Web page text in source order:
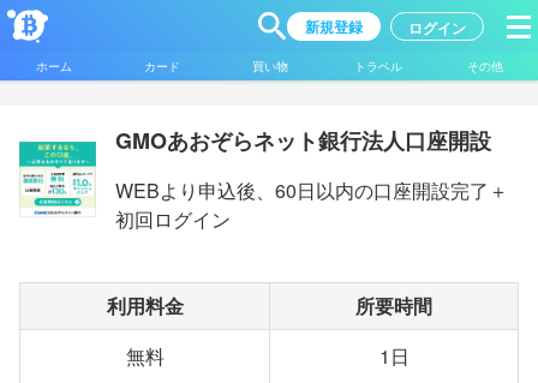
新規登録 ログイン
ホーム カード 買い物 トラベル その他
GMOあおぞらネット銀行法人口座開設
WEBより申込後、60日以内の口座開設完了＋
初回ログイン
利用料金
所要時間
無料
1日